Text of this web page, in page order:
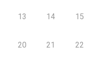
13 14 15
20 21 22